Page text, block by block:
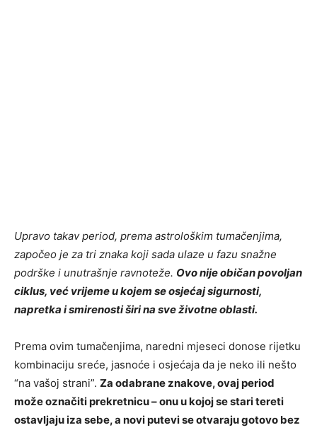
Upravo takav period, prema astrološkim tumačenjima,
započeo je za tri znaka koji sada ulaze u fazu snažne
podrške i unutrašnje ravnoteže. Ovo nije običan povoljan
ciklus, već vrijeme u kojem se osjećaj sigurnosti,
napretka i smirenosti širi na sve životne oblasti.
Prema ovim tumačenjima, naredni mjeseci donose rijetku
kombinaciju sreće, jasnoće i osjećaja da je neko ili nešto
“na vašoj strani”. Za odabrane znakove, ovaj period
može označiti prekretnicu – onu u kojoj se stari tereti
ostavljaju iza sebe, a novi putevi se otvaraju gotovo bez